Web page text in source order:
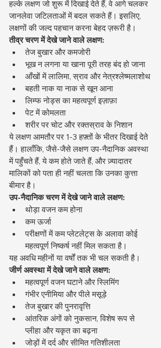
हल्के लक्षण जो शुरू में दिखाई देते हैं, वे आगे चलकर
जानलेवा जटिलताओं में बदल सकते हैं। इसलिए,
लक्षणों की जल्द पहचान करना बेहद ज़रूरी है।
तीव्र चरण में देखे जाने वाले लक्षण:
तेज बुखार और कमजोरी
भूख न लगना या खाना पूरी तरह बंद हो जाना
आँखों में लालिमा, स्राव और नेत्रश्लेष्मलाशोथ
बहती नाक या नाक से खून आना
लिम्फ नोड्स का महत्वपूर्ण इज़ाफ़ा
पेट में कोमलता
शरीर पर चोट और रक्तस्राव के निशान
ये लक्षण आमतौर पर 1-3 हफ़्तों के भीतर दिखाई देते
हैं। हालाँकि, जैसे-जैसे लक्षण उप-नैदानिक अवस्था
में पहुँचते हैं, ये कम होते जाते हैं, और ज़्यादातर
मालिकों को पता ही नहीं चलता कि उनका कुत्ता
बीमार है।
उप-नैदानिक चरण में देखे जाने वाले लक्षण:
थोड़ा वजन कम होना
कम ऊर्जा
परीक्षणों में कम प्लेटलेट्स के अलावा कोई
महत्वपूर्ण निष्कर्ष नहीं मिल सकता है।
यह अवधि महीनों या वर्षों तक भी चल सकती है।
जीर्ण अवस्था में देखे जाने वाले लक्षण:
महत्वपूर्ण वजन घटाने और स्लिमिंग
गंभीर एनीमिया और पीले मसूड़े
तेज बुखार की पुनरावृत्ति
आंतरिक अंगों को नुकसान, विशेष रूप से
प्लीहा और यकृत का बढ़ना
जोड़ों में दर्द और सीमित गतिशीलता